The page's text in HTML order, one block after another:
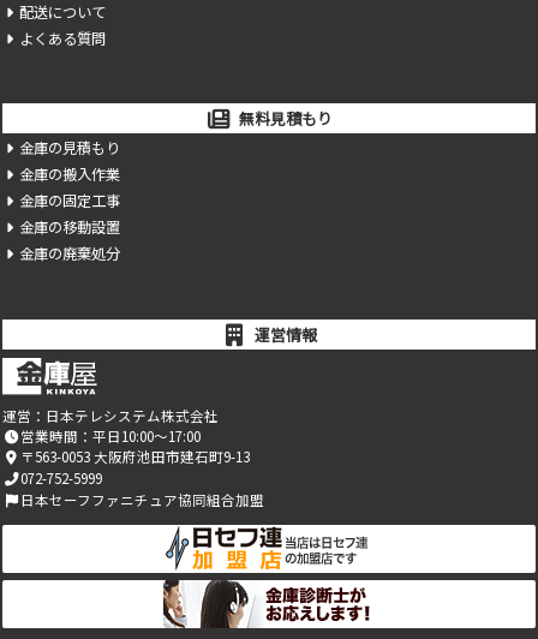
運営情報
運営： 日本テレシステム株式会社
営業時間：平日10:00～17:00
〒563-0053 大阪府池田市建石町9-13
072-752-5999
日本セーフファニチュア協同組合加盟
配送について
よくある質問
無料見積もり
金庫の見積もり
金庫の搬入作業
金庫の固定工事
金庫の移動設置
金庫の廃棄処分